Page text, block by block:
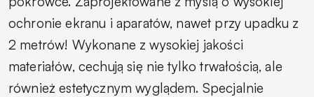
ochronie ekranu i aparatów, nawet przy upadku z
2 metrów! Wykonane z wysokiej jakości
materiałów, cechują się nie tylko trwałością, ale
również estetycznym wyglądem. Specjalnie